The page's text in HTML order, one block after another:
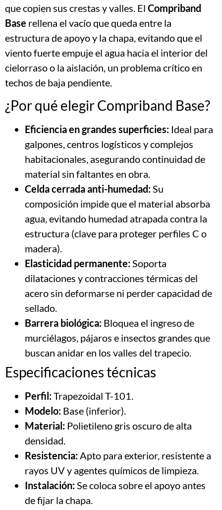
que copien sus crestas y valles. El Compriband
Base rellena el vacío que queda entre la
estructura de apoyo y la chapa, evitando que el
viento fuerte empuje el agua hacia el interior del
cielorraso o la aislación, un problema crítico en
techos de baja pendiente.
¿Por qué elegir Compriband Base?
Eficiencia en grandes superficies: Ideal para
galpones, centros logísticos y complejos
habitacionales, asegurando continuidad de
material sin faltantes en obra.
Celda cerrada anti-humedad: Su
composición impide que el material absorba
agua, evitando humedad atrapada contra la
estructura (clave para proteger perfiles C o
madera).
Elasticidad permanente: Soporta
dilataciones y contracciones térmicas del
acero sin deformarse ni perder capacidad de
sellado.
Barrera biológica: Bloquea el ingreso de
murciélagos, pájaros e insectos grandes que
buscan anidar en los valles del trapecio.
Especificaciones técnicas
Perfil:Trapezoidal T-101.
Modelo: Base (inferior).
Material: Polietileno gris oscuro de alta
densidad.
Resistencia: Apto para exterior, resistente a
rayos UV y agentes químicos de limpieza.
Instalación: Se coloca sobre el apoyo antes
de fijar la chapa.